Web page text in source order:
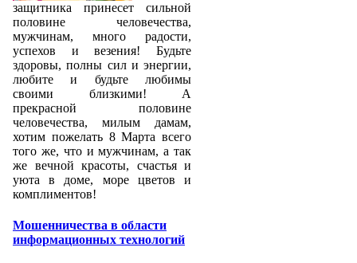
защитника принесет сильной
половине человечества,
мужчинам, много радости,
успехов и везения! Будьте
здоровы, полны сил и энергии,
любите и будьте любимы
своими близкими! А
прекрасной половине
человечества, милым дамам,
хотим пожелать 8 Марта всего
того же, что и мужчинам, а так
же вечной красоты, счастья и
уюта в доме, море цветов и
комплиментов!
Мошенничества в области
информационных технологий